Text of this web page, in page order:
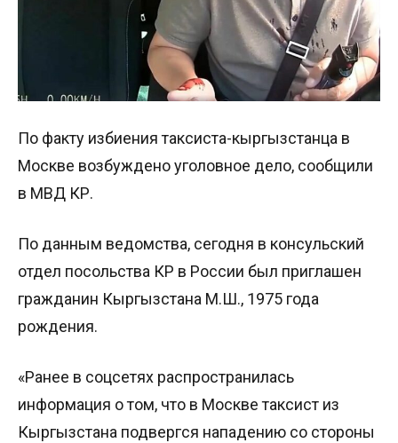
По факту избиения таксиста-кыргызстанца в
Москве возбуждено уголовное дело, сообщили
в МВД КР.
По данным ведомства, сегодня в консульский
отдел посольства КР в России был приглашен
гражданин Кыргызстана М.Ш., 1975 года
рождения.
«Ранее в соцсетях распространилась
информация о том, что в Москве таксист из
Кыргызстана подвергся нападению со стороны